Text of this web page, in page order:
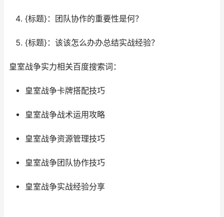
{标题}：团队协作的重要性是何？
{标题}：该该怎么办办总结实战经验？
皇室战争实力相关百度搜索词：
皇室战争卡牌搭配技巧
皇室战争战术运用攻略
皇室战争资源管理技巧
皇室战争团队协作技巧
皇室战争实战经验分享